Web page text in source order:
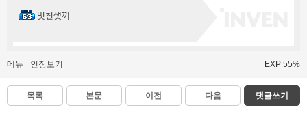
밋친샛끼
메뉴 인장보기 EXP 55%
목록 본문 이전 다음 댓글쓰기